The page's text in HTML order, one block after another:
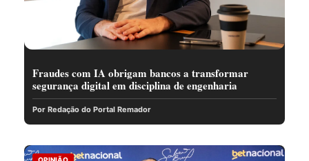
Fraudes com IA obrigam bancos a transformar
segurança digital em disciplina de engenharia
Por Redação do Portal Remador